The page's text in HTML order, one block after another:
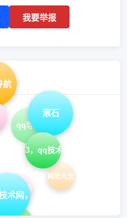
我要举报
术网，在线工具
hao43，qq技术导航
网址大全
滚石
航
qq技术
qq导航